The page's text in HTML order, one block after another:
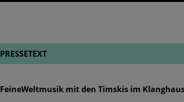
PRESSETEXT
FeineWeltmusik mit den Timskis im